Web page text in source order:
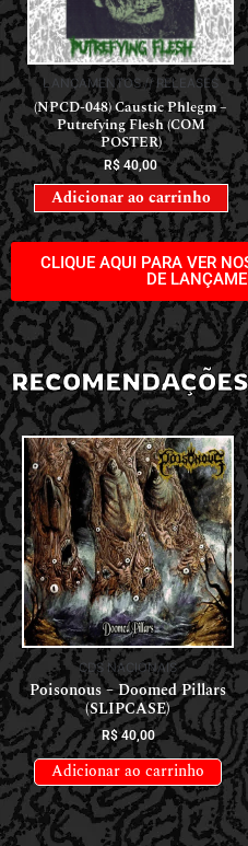
LANÇAMENTOS // RELEASES
(NPCD-048) Caustic Phlegm –
Putrefying Flesh (COM
POSTER)
R$ 40,00
Adicionar ao carrinho
CLIQUE AQUI PARA VER
DE
CDS NACIONAIS
Poisonous – Doomed Pillars
(SLIPCASE)
R$40,00
Adicionar ao carrinho